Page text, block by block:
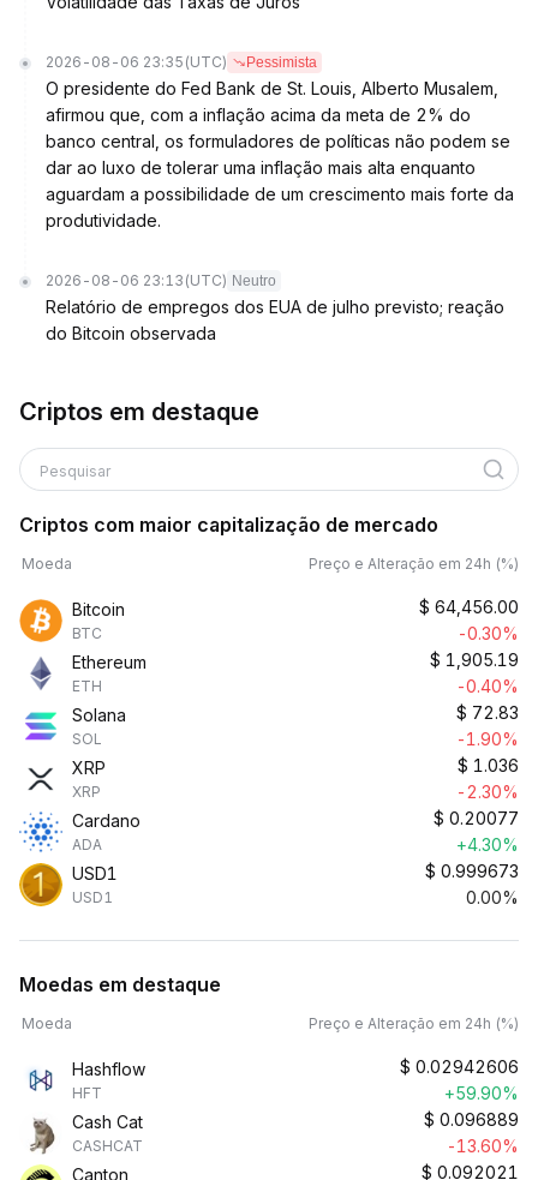
2026-08-06 23:35 (UTC) Pessimista
O presidente do Fed Bank de St. Louis, Alberto Musalem,
afirmou que, com a inflação acima da meta de 2% do
banco central, os formuladores de políticas não podem se
dar ao luxo de tolerar uma inflação mais alta enquanto
aguardam a possibilidade de um crescimento mais forte da
produtividade.
2026-08-06 23:13 (UTC) Neutro
Relatório de empregos dos EUA de julho previsto; reação
do Bitcoin observada
Criptos em destaque
Pesquisar
Criptos com maior capitalização de mercado
Moeda Preço e Alteração em 24h (%)
Bitcoin
BTC
$ 64,456.00
-0.30%
Ethereum
ETH
$ 1,905.19
-0.40%
Solana
SOL
$ 72.83
-1.90%
XRP
XRP
$ 1.036
-2.30%
Cardano
ADA
$ 0.20077
+4.30%
USD1
USD1
$ 0.999673
0.00%
Moedas em destaque
Moeda Preço e Alteração em 24h (%)
Hashflow
HFT
$ 0.02942606
+59.90%
Cash Cat
CASHCAT
$ 0.096889
-13.60%
Canton
$ 0.092021